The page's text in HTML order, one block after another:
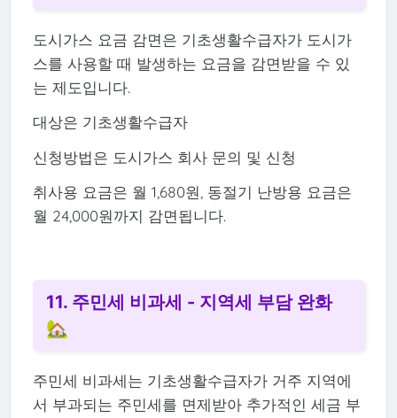
도시가스 요금 감면은 기초생활수급자가 도시가
스를 사용할 때 발생하는 요금을 감면받을 수 있
는 제도입니다.
대상은 기초생활수급자
신청방법은 도시가스 회사 문의 및 신청
취사용 요금은 월 1,680원, 동절기 난방용 요금은
월 24,000원까지 감면됩니다.
11. 주민세 비과세 - 지역세 부담 완화
🏡
주민세 비과세는 기초생활수급자가 거주 지역에
서 부과되는 주민세를 면제받아 추가적인 세금 부